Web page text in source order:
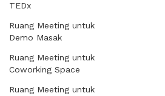
TEDx
Ruang Meeting untuk
Demo Masak
Ruang Meeting untuk
Coworking Space
Ruang Meeting untuk